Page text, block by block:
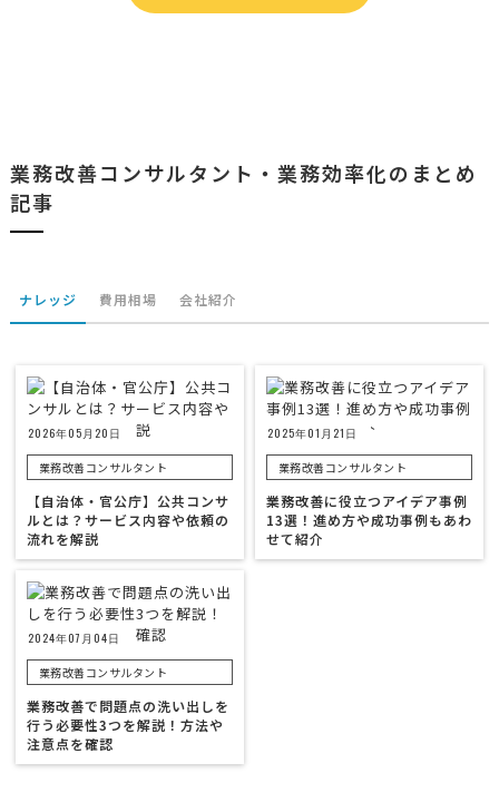
業務改善コンサルタント・業務効率化のまとめ
記事
ナレッジ 費用相場 会社紹介
2026年05月20日
業務改善コンサルタント
【自治体・官公庁】公共コンサ
ルとは？サービス内容や依頼の
流れを解説
2025年01月21日
業務改善コンサルタント
業務改善に役立つアイデア事例
13選！進め方や成功事例もあわ
せて紹介
2024年07月04日
業務改善コンサルタント
業務改善で問題点の洗い出しを
行う必要性3つを解説！方法や
注意点を確認